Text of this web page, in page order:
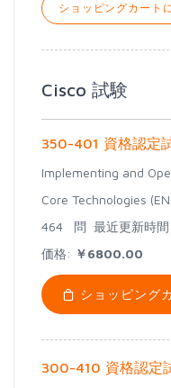
ショッピングカート
Cisco 試験
350-401 資格認定
Implementing and
Core Technologies
464 問 最近更新時
価格: ￥6800.00
ショッピング
300-410 資格認定